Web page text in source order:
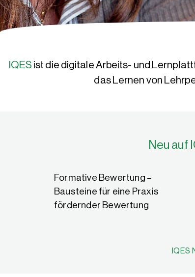
IQES ist die digitale Arbeits- und
das Lernen von
Neu auf
Formative Bewertung –
Bausteine für eine Praxis
fördernder Bewertung
IQES